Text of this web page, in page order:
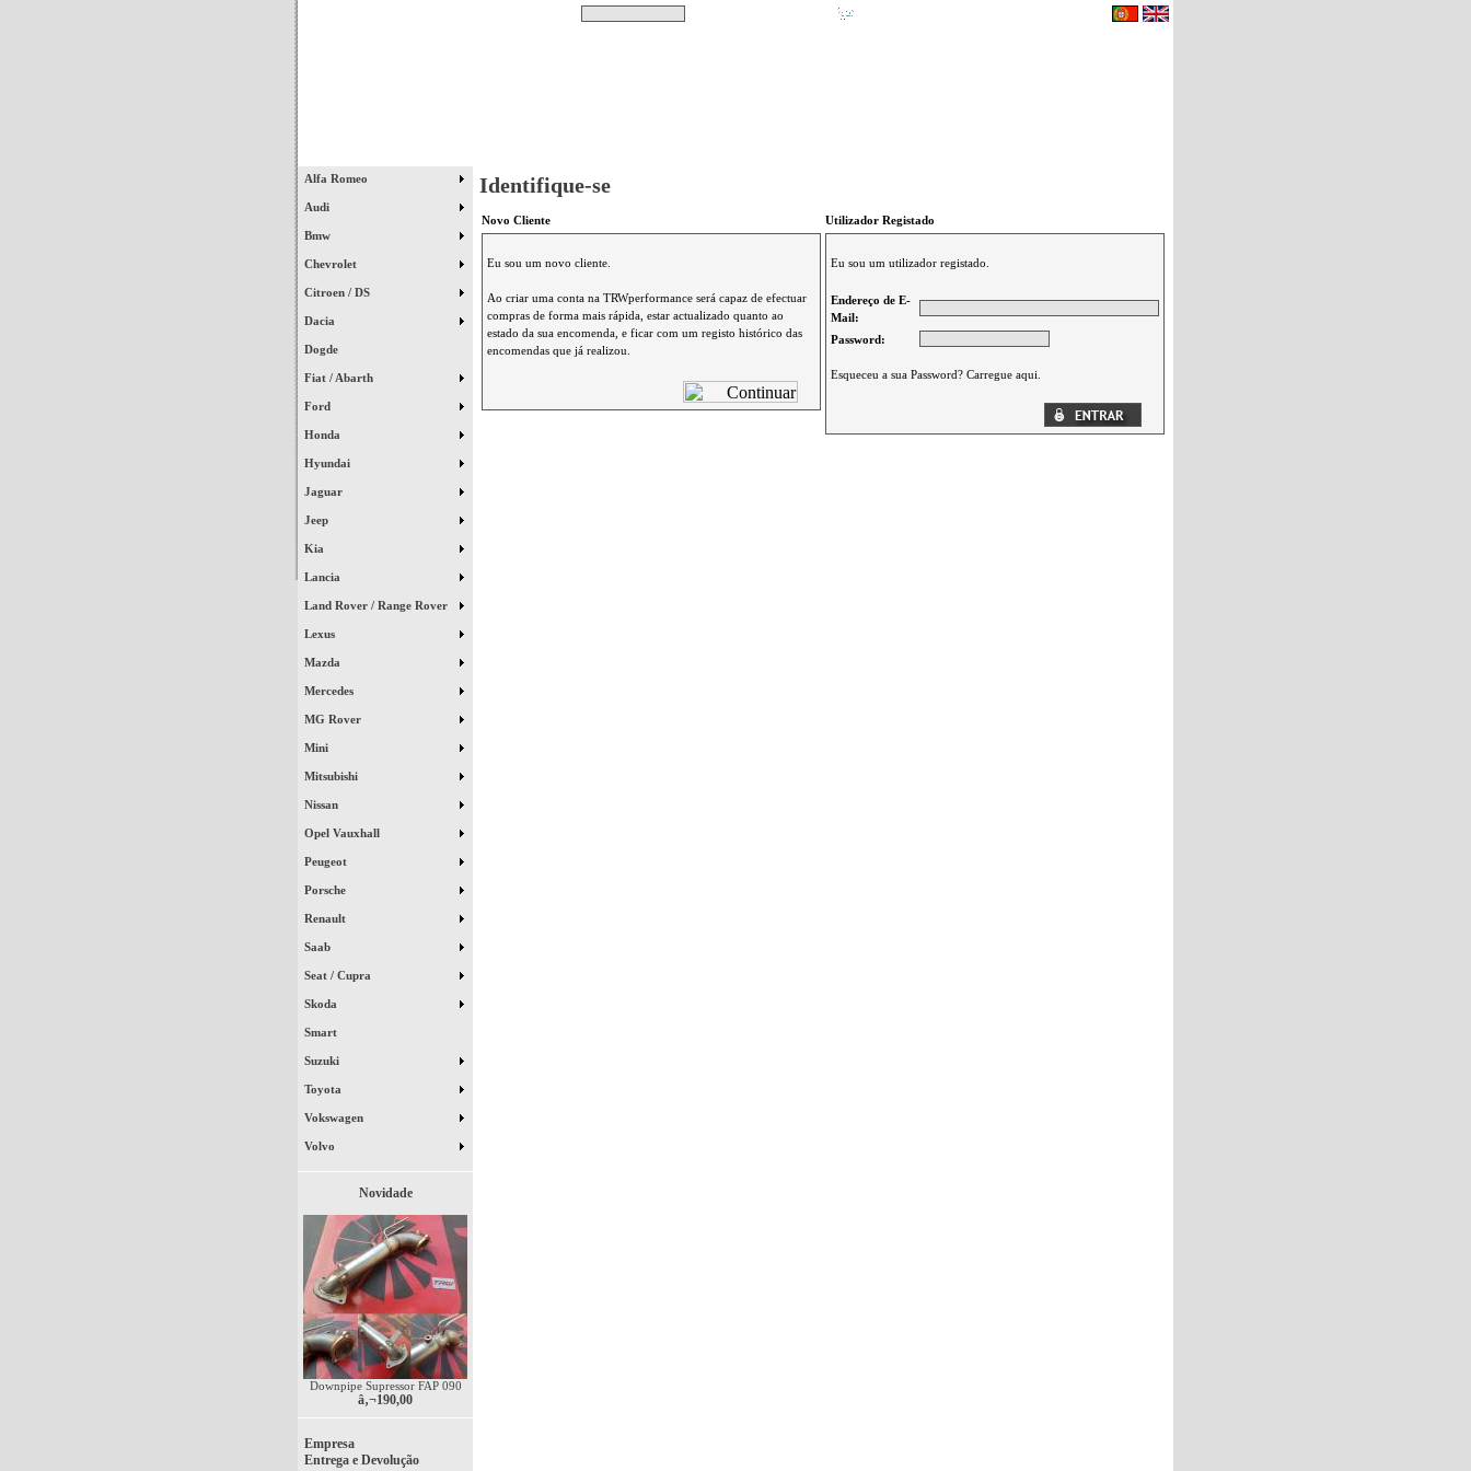
Alfa Romeo
Audi
Bmw
Chevrolet
Citroen / DS
Dacia
Dogde
Fiat / Abarth
Ford
Honda
Hyundai
Jaguar
Jeep
Kia
Lancia
Land Rover / Range Rover
Lexus
Mazda
Mercedes
MG Rover
Mini
Mitsubishi
Nissan
Opel Vauxhall
Peugeot
Porsche
Renault
Saab
Seat / Cupra
Skoda
Smart
Suzuki
Toyota
Vokswagen
Volvo
Novidade
Downpipe Supressor FAP 090
â‚¬190,00
Empresa
Entrega e Devolução
Identifique-se
Novo Cliente Utilizador Registado
Eu sou um novo cliente.
Ao criar uma conta na TRWperformance será capaz de efectuar
compras de forma mais rápida, estar actualizado quanto ao
estado da sua encomenda, e ficar com um registo histórico das
encomendas que já realizou.
Eu sou um utilizador registado.
Endereço de E-
Mail:
Password:
Esqueceu a sua Password? Carregue aqui.